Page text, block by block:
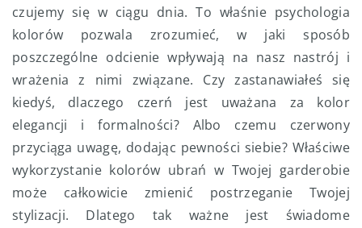
czujemy się w ciągu dnia. To właśnie psychologia
kolorów pozwala zrozumieć, w jaki sposób
poszczególne odcienie wpływają na nasz nastrój i
wrażenia z nimi związane. Czy zastanawiałeś się
kiedyś, dlaczego czerń jest uważana za kolor
elegancji i formalności? Albo czemu czerwony
przyciąga uwagę, dodając pewności siebie? Właściwe
wykorzystanie kolorów ubrań w Twojej garderobie
może całkowicie zmienić postrzeganie Twojej
stylizacji. Dlatego tak ważne jest świadome